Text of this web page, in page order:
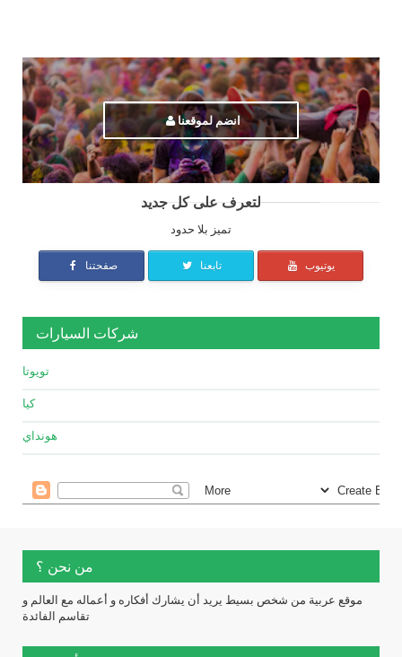
انضم لموقعنا
لتعرف على كل جديد
تميز بلا حدود
صفحتنا تابعنا يوتيوب
شركات السيارات
تويوتا
كيا
هونداي
من نحن ؟
موقع عربية من شخص بسيط يريد أن يشارك أفكاره و أعماله مع العالم و
تقاسم الفائدة